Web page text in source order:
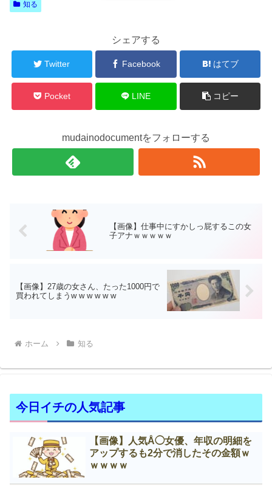
知る
シェアする
Twitter Facebook はてブ
Pocket LINE コピー
mudainodocumentをフォローする
【画像】仕事中にすかしっ屁するこの女
子アナｗｗｗｗｗ
【画像】27歳の女さん、たった1000円で
買われてしまうw w w w w w
ホーム 知る
今日イチの人気記事
【画像】人気Å◯女優、年収の明細を
アップするも2分で消したその金額ｗ
ｗｗｗｗ